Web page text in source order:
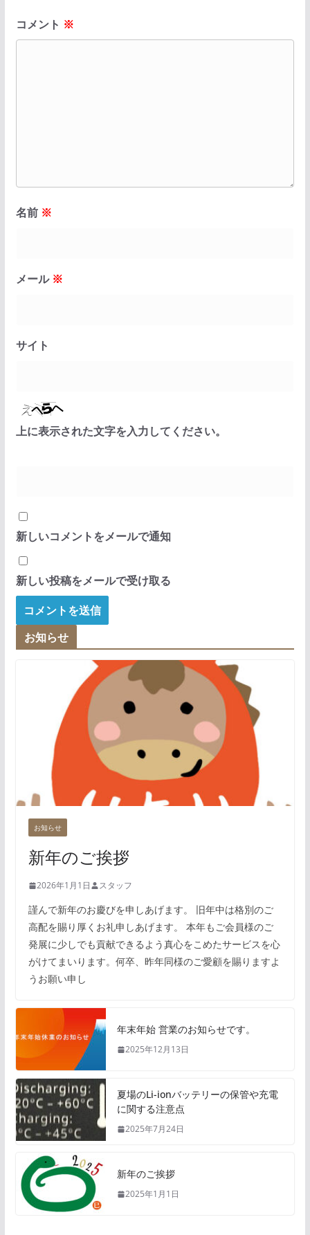
コメント ※
名前 ※
メール ※
サイト
上に表示された文字を入力してください。
新しいコメントをメールで通知
新しい投稿をメールで受け取る
お知らせ
お知らせ
新年のご挨拶
2026年1月1日 スタッフ
謹んで新年のお慶びを申しあげます。 旧年中は格別のご
高配を賜り厚くお礼申しあげます。 本年もご会員様のご
発展に少しでも貢献できるよう真心をこめたサービスを心
がけてまいります。何卒、昨年同様のご愛顧を賜りますよ
うお願い申し
年末年始 営業のお知らせです。
2025年12月13日
夏場のLi-ionバッテリーの保管や充電
に関する注意点
2025年7月24日
新年のご挨拶
2025年1月1日